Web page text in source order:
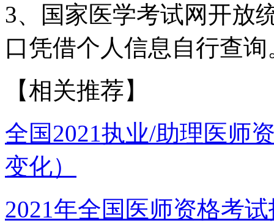
3、国家医学考试网开放
口凭借个人信息自行查询
【相关推荐】
全国2021执业/助理医师
变化）
2021年全国医师资格考